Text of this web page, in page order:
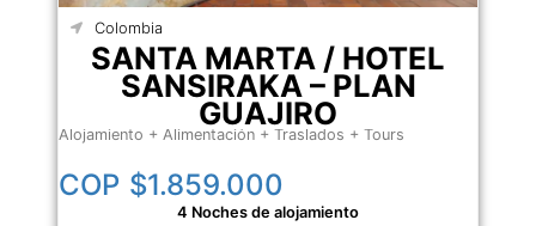
Colombia
SANTA MARTA / HOTEL
SANSIRAKA – PLAN
GUAJIRO
Alojamiento + Alimentación + Traslados + Tours
COP $1.859.000
4 Noches de alojamiento